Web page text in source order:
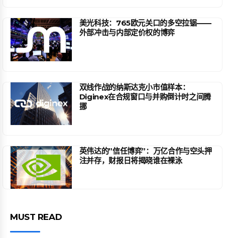
美光科技：765欧元关口的多空拉锯——
外部冲击与内部定价权的博弈
双线作战的纳斯达克小市值样本：
Diginex在合规窗口与并购倒计时之间腾
挪
英伟达的”信任博弈”：万亿合作与空头押
注并存，财报日将揭晓谁在裸泳
MUST READ